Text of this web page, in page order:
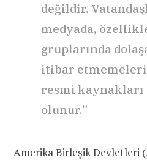
değildir.
medyada,
gruplarında
itibar
resmi
olunur.”
Amerika Birleşik Devletleri